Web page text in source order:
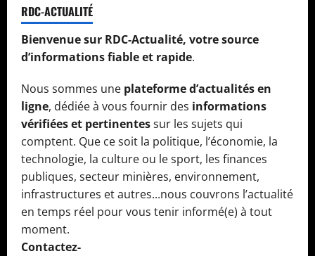
RDC-ACTUALITÉ
Bienvenue sur RDC-Actualité, votre source
d’informations fiable et rapide.
Nous sommes une plateforme d’actualités en
ligne, dédiée à vous fournir des informations
vérifiées et pertinentessur les sujets qui
comptent. Que ce soit la politique, l’économie, la
technologie, la culture ou le sport, les finances
publiques, secteur minières, environnement,
infrastructures et autres...nous couvrons l’actualité
en temps réel pour vous tenir informé(e) à tout
moment.
Contactez-